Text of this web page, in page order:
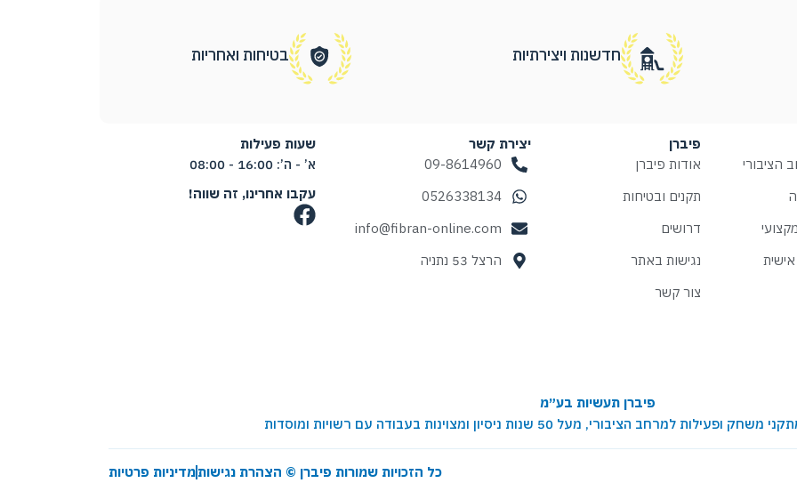
חדשנות ויצירתיות בטיחות ואחריות
הציבורי
פיברן
אודות פיברן
תקנים ובטיחות
דרושים
נגישות באתר
צור קשר
יצירת קשר
09-8614960
0526338134
info@fibran-online.com
הרצל 53 נתניה
שעות פעילות
א’ - ה’: 16:00 - 08:00
עקבו אחרינו, זה שווה!
פיברן תעשיות בע״מ
למרחב הציבורי, מעל 50 שנות ניסיון ומצוינות בעבודה עם רשויות ומוסדות
הצהרת נגישותמדיניות פרטיות
כל הזכויות שמורות פיברן ©